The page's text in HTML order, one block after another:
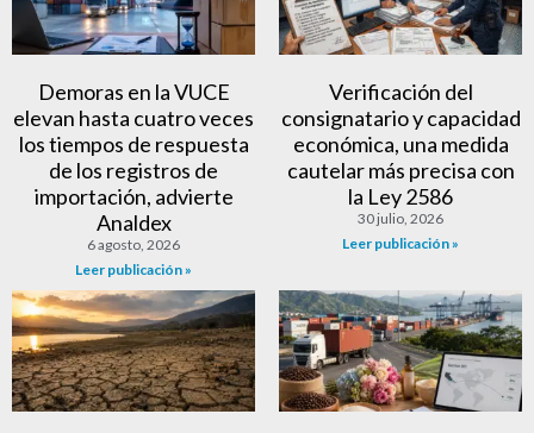
Demoras en la VUCE
elevan hasta cuatro veces
los tiempos de respuesta
de los registros de
importación, advierte
Analdex
6 agosto, 2026
Leer publicación »
Verificación del
consignatario y capacidad
económica, una medida
cautelar más precisa con
la Ley 2586
30 julio, 2026
Leer publicación »